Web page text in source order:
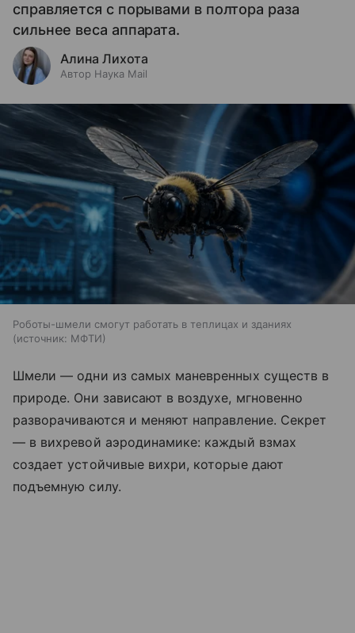
справляется с порывами в полтора раза
сильнее веса аппарата.
Алина Лихота
Автор Наука Mail
Роботы-шмели смогут работать в теплицах и зданиях
источник: МФТИ
Шмели — одни из самых маневренных существ в
природе. Они зависают в воздухе, мгновенно
разворачиваются и меняют направление. Секрет
— в вихревой аэродинамике: каждый взмах
создает устойчивые вихри, которые дают
подъемную силу.